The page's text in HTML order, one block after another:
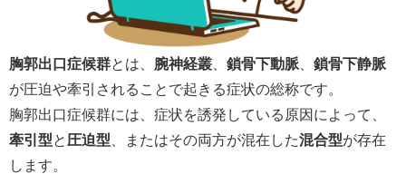
胸郭出口症候群とは、 腕神経叢 鎖骨下動脈
鎖骨下静脈
が圧迫や牽引されることで起きる症状の総称です。
胸郭出口症候群には、症状を誘発している原因によって、
牽引型と 圧迫型 、またはその両方が混在した混合型が存在
します。